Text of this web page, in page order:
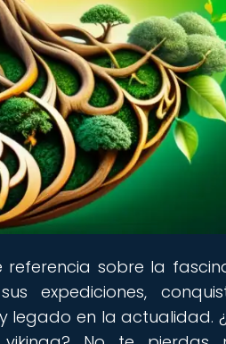
sobre la
expediciones,
legado en la actualidad.